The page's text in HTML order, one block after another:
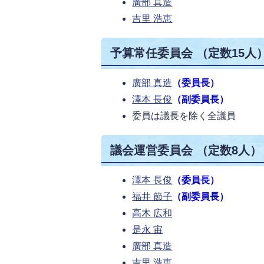
廣部 真造
吉里 浩恵
予算常任委員会 （定数15人
廣部 真造 （委員長）
澤本 長俊 （副委員長）
委員は議長を除く全議員
議会運営委員会 （定数8人）
澤本 長俊 （委員長）
福井 節子 （副委員長）
高木 広和
是永 宙
廣部 真造